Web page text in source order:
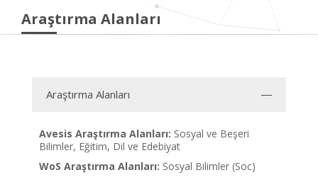
Araştırma Alanları
Araştırma Alanları
Avesis Araştırma Alanları: Sosyal ve Beşeri
Bilimler, Eğitim, Dil ve Edebiyat
WoS Araştırma Alanları: Sosyal Bilimler (Soc)